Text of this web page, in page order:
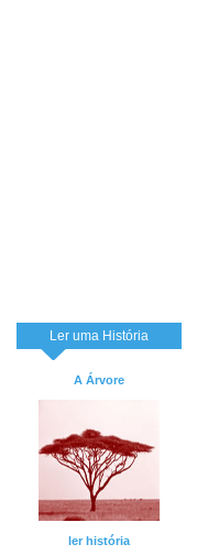
Ler uma História
A Árvore
ler história